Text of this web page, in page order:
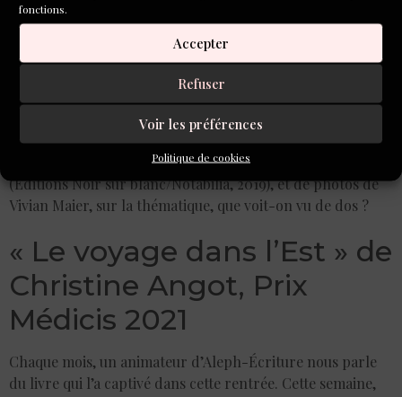
fonctions.
Accepter
Refuser
Voir les préférences
Politique de cookies
Écrire à partir d’ « Une
femme en contre-jour »
de Gaëlle Josse
Cette semaine, Arlette Mondon-Neysensas vous propose
d’écrire à partir d’ ”Une femme en contre-jour »
(Éditions Noir sur blanc/Notabilia, 2019), et de photos de
Vivian Maier, sur la thématique, que voit-on vu de dos ?
« Le voyage dans l’Est » de
Christine Angot, Prix
Médicis 2021
Chaque mois, un animateur d’Aleph-Écriture nous parle
du livre qui l’a captivé dans cette rentrée. Cette semaine,